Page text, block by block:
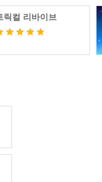
릭컬 리바이브